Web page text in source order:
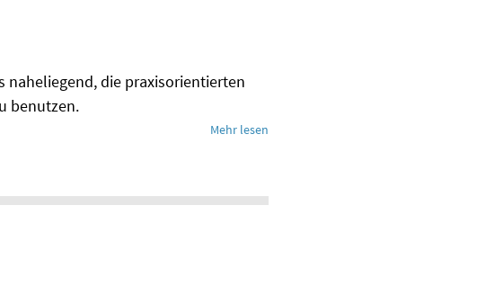
naheliegend, die praxisorientierten
benutzen.
Mehr lesen